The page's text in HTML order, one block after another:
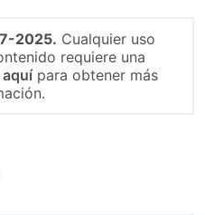
2025. Cualquier uso
requiere una
aquípara obtener más